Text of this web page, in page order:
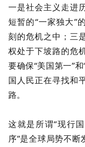
一是社会主义走进
短暂的“一家独大”
刻的危机之中；三
权处于下坡路的危
要确保“美国第一”
国人民正在寻找和
路。
这就是所谓“现行
序”是全球局势不